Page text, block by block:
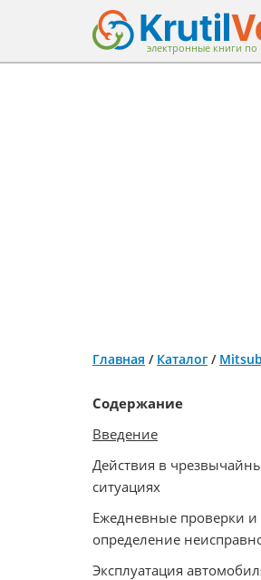
электронные книги по
Главная / Каталог /
Содержание
Введение
Действия в
ситуациях
Ежедневные проверки и
определение
Эксплуатация